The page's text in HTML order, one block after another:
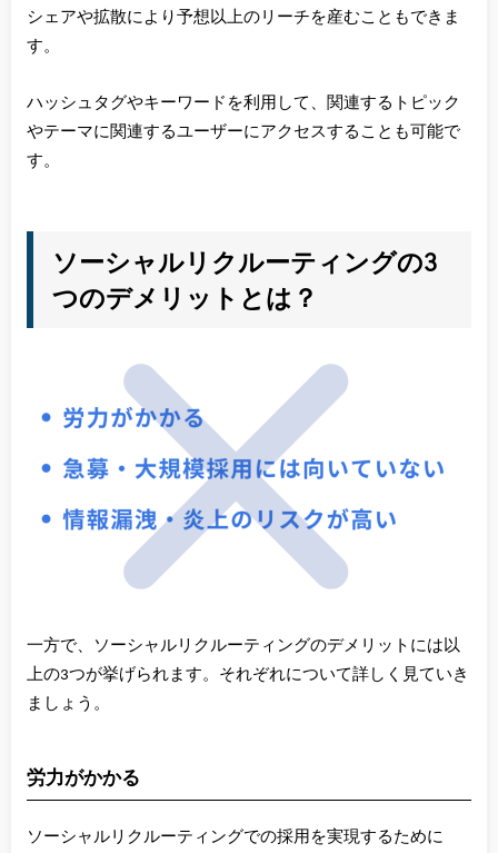
シェアや拡散により予想以上のリーチを産むこともできま
す。
ハッシュタグやキーワードを利用して、関連するトピック
やテーマに関連するユーザーにアクセスすることも可能で
す。
ソーシャルリクルーティングの3
つのデメリットとは？
一方で、ソーシャルリクルーティングのデメリットには以
上の3つが挙げられます。それぞれについて詳しく見ていき
ましょう。
労力がかかる
ソーシャルリクルーティングでの採用を実現するために